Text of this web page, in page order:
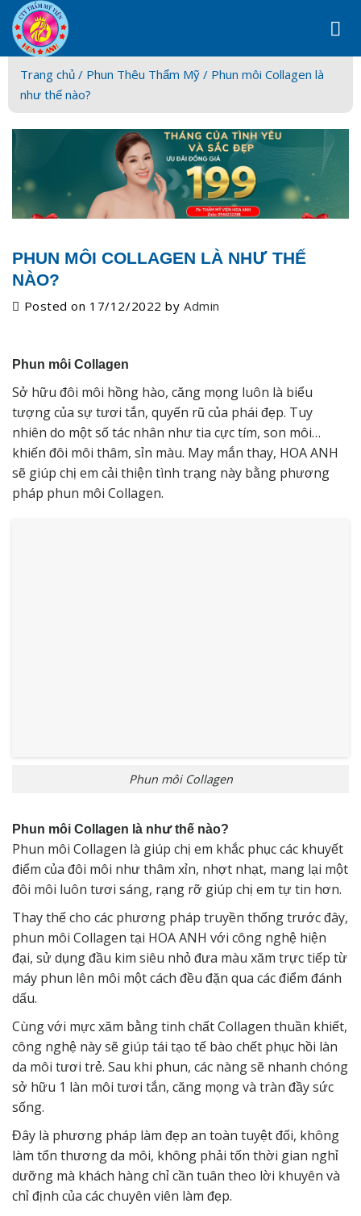
Skip
to
content
Trang chủ / Phun Thêu Thẩm Mỹ/ Phun môi Collagen là
như thế nào?
PHUN MÔI COLLAGEN LÀ NHƯ THẾ
NÀO?
Posted on 17/12/2022 byAdmin
Phun môi Collagen
Sở hữu đôi môi hồng hào, căng mọng luôn là biểu
tượng của sự tươi tắn, quyến rũ của phái đẹp. Tuy
nhiên do một số tác nhân như tia cực tím, son môi…
khiến đôi môi thâm, sỉn màu. May mắn thay, HOA ANH
sẽ giúp chị em cải thiện tình trạng này bằng phương
pháp phun môi Collagen.
Phun môi Collagen
Phun môi Collagen là như thế nào?
Phun môi Collagen là giúp chị em khắc phục các khuyết
điểm của đôi môi như thâm xỉn, nhợt nhạt, mang lại một
đôi môi luôn tươi sáng, rạng rỡ giúp chị em tự tin hơn.
Thay thế cho các phương pháp truyền thống trước đây,
phun môi Collagen tại HOA ANH với công nghệ hiện
đại, sử dụng đầu kim siêu nhỏ đưa màu xăm trực tiếp từ
máy phun lên môi một cách đều đặn qua các điểm đánh
dấu.
Cùng với mực xăm bằng tinh chất Collagen thuần khiết,
công nghệ này sẽ giúp tái tạo tế bào chết phục hồi làn
da môi tươi trẻ. Sau khi phun, các nàng sẽ nhanh chóng
sở hữu 1 làn môi tươi tắn, căng mọng và tràn đầy sức
sống.
Đây là phương pháp làm đẹp an toàn tuyệt đối, không
làm tổn thương da môi, không phải tốn thời gian nghỉ
dưỡng mà khách hàng chỉ cần tuân theo lời khuyên và
chỉ định của các chuyên viên làm đẹp.